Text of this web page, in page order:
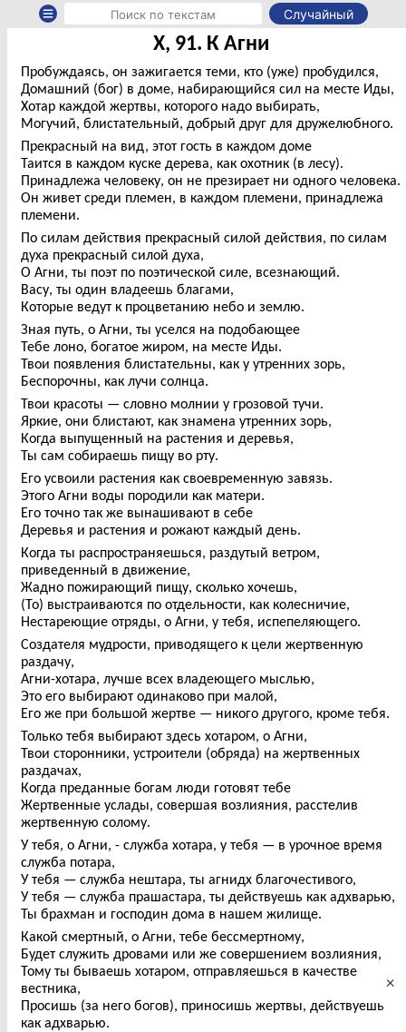
Случайный
×
X, 91. К Агни
Пробуждаясь, он зажигается теми, кто (уже) пробудился,
Домашний (бог) в доме, набирающийся сил на месте Иды,
Хотар каждой жертвы, которого надо выбирать,
Могучий, блистательный, добрый друг для дружелюбного.
Прекрасный на вид, этот гость в каждом доме
Таится в каждом куске дерева, как охотник (в лесу).
Принадлежа человеку, он не презирает ни одного человека.
Он живет среди племен, в каждом племени, принадлежа
племени.
По силам действия прекрасный силой действия, по силам
духа прекрасный силой духа,
О Агни, ты поэт по поэтической силе, всезнающий.
Васу, ты один владеешь благами,
Которые ведут к процветанию небо и землю.
Зная путь, о Агни, ты уселся на подобающее
Тебе лоно, богатое жиром, на месте Иды.
Твои появления блистательны, как у утренних зорь,
Беспорочны, как лучи солнца.
Твои красоты — словно молнии у грозовой тучи.
Яркие, они блистают, как знамена утренних зорь,
Когда выпущенный на растения и деревья,
Ты сам собираешь пищу во рту.
Его усвоили растения как своевременную завязь.
Этого Агни воды породили как матери.
Его точно так же вынашивают в себе
Деревья и растения и рожают каждый день.
Когда ты распространяешься, раздутый ветром,
приведенный в движение,
Жадно пожирающий пищу, сколько хочешь,
(То) выстраиваются по отдельности, как колесничие,
Нестареющие отряды, о Агни, у тебя, испепеляющего.
Создателя мудрости, приводящего к цели жертвенную
раздачу,
Агни-хотара, лучше всех владеющего мыслью,
Это его выбирают одинаково при малой,
Его же при большой жертве — никого другого, кроме тебя.
Только тебя выбирают здесь хотаром, о Агни,
Твои сторонники, устроители (обряда) на жертвенных
раздачах,
Когда преданные богам люди готовят тебе
Жертвенные услады, совершая возлияния, расстелив
жертвенную солому.
У тебя, о Агни, - служба хотара, у тебя — в урочное время
служба потара,
У тебя — служба нештара, ты агнидх благочестивого,
У тебя — служба прашастара, ты действуешь как адхварью,
Ты брахман и господин дома в нашем жилище.
Какой смертный, о Агни, тебе бессмертному,
Будет служить дровами или же совершением возлияния,
Тому ты бываешь хотаром, отправляешься в качестве
вестника,
Просишь (за него богов), приносишь жертвы, действуешь
как адхварью.